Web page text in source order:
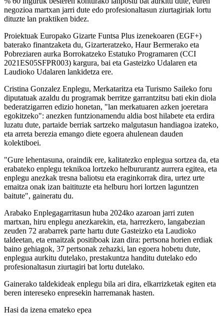
negozioa martxan jarri dute edo profesionaltasun ziurtagiriak lortu
dituzte lan praktiken bidez.
Proiektuak Europako Gizarte Funtsa Plus izenekoaren (EGF+)
baterako finantzaketa du, Gizarteratzeko, Haur Bermerako eta
Pobreziaren aurka Borrokatzeko Estatuko Programaren (CCI
2021ES05SFPR003) kargura, bai eta Gasteizko Udalaren eta
Laudioko Udalaren lankidetza ere.
Cristina Gonzalez Enplegu, Merkataritza eta Turismo Saileko foru
diputatuak azaldu du programak berritze garrantzitsu bati ekin diola
bederatzigarren edizio honetan, "lan merkatuaren azken joeretara
egokitzeko": anezken funtzionamendu aldia bost hilabete eta erdira
luzatu dute, partaide berriak sartzeko malgutasun handiagoa izateko,
eta arreta berezia emango diete egoera ahulenean dauden
kolektiboei.
"Gure lehentasuna, oraindik ere, kalitatezko enplegua sortzea da, eta
erabateko enplegu teknikoa lortzeko helbururantz aurrera egitea, eta
enplegu anezkak tresna baliotsu eta eraginkorrak dira, urtez urte
emaitza onak izan baitituzte eta helburu hori lortzen laguntzen
baitute", gaineratu du.
Arabako Enplegagarritasun huba 2024ko azaroan jarri zuten
martxan, hiru enplegu anezkarekin, eta, harrezkero, langabezian
zeuden 72 arabarrek parte hartu dute Gasteizko eta Laudioko
taldeetan, eta emaitzak positiboak izan dira: pertsona horien erdiak
baino gehiagok, 37 pertsonak zehazki, lan egoera hobetu dute,
enplegua aurkitu dutelako, prestakuntza handitu dutelako edo
profesionaltasun ziurtagiri bat lortu dutelako.
Gainerako taldekideak enplegu bila ari dira, elkarrizketak egiten eta
beren intereseko enpresekin harremanak hasten.
Hasi da izena emateko epea